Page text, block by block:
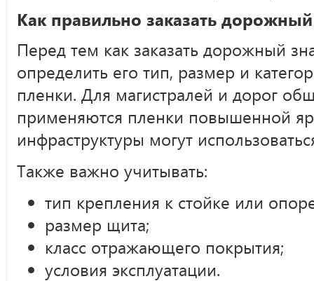
Как правильно заказать
Перед тем как заказать дорожный
определить его тип, размер и
пленки. Для магистралей и дорог
применяются пленки повышенной
инфраструктуры могут
Также важно учитывать:
тип крепления к стойке или
размер щита;
класс отражающего покрытия;
условия эксплуатации.